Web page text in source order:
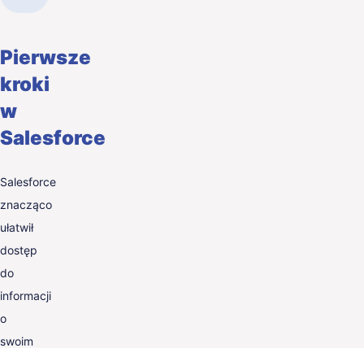
Pierwsze
kroki
w
Salesforce
Salesforce
znacząco
ułatwił
dostęp
do
informacji
o
swoim